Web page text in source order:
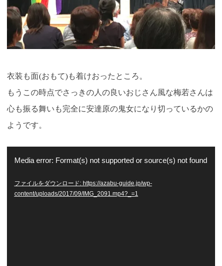
衣装も面(おもて)も着けおったところ。
もうこの時点でさっきの人の良いおじさん風な梅若さんは
心も振る舞いも完全に安達原の鬼女になり切っているかの
ようです。
プ
Media error: Format(s) not supported or source(s) not found
ファイルをダウンロード: https://azabu-guide.jp/wp-
content/uploads/2017/09/IMG_2091.mp4?_=1